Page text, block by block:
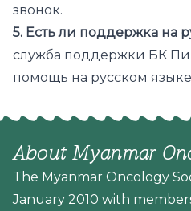
звонок.
5. Есть ли поддержка на
служба поддержки БК
помощь на русском
About Myanmar
The Myanmar Oncology
January 2010 with